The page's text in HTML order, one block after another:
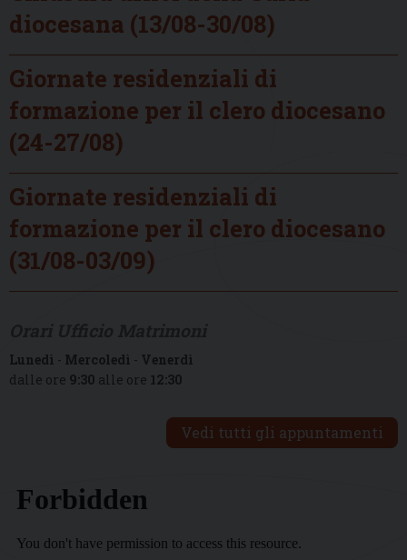
diocesana (13/08-30/08)
Giornate residenziali di
formazione per il clero diocesano
(24-27/08)
Giornate residenziali di
formazione per il clero diocesano
(31/08-03/09)
Lunedì - Mercoledì - Venerdì
dalle ore 9:30 alle ore 12:30
Vedi tutti gli appuntamenti